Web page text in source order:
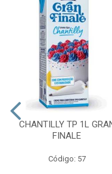
CHANTILLY TP 1L
FINALE
Código: 57